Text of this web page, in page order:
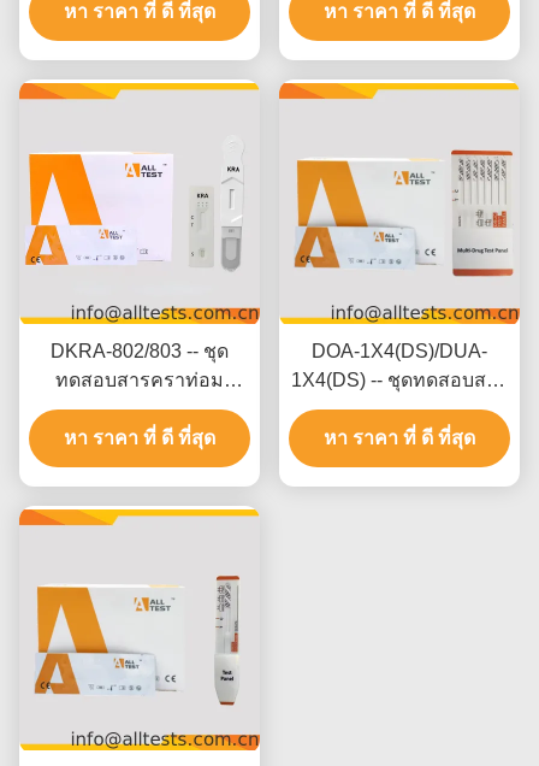
ใช้โดยผู้เชี่ยวชาญ
หา ราคา ที่ ดี ที่สุด
500 ng/mL การตัดและการ
ตีความทางสายตาง่าย
หา ราคา ที่ ดี ที่สุด
DKRA-802/803 -- ชุด
ทดสอบสารคราท่อม
(KRA) อย่างรวดเร็ว (จาก
น้ำลาย)(แบบตลับ/อุปกรณ์)
หา ราคา ที่ ดี ที่สุด
DOA-1X4(DS)/DUA-
1X4(DS) -- ชุดทดสอบสาร
เสพติดหลายชนิด 2-20
ชนิด (ปัสสาวะ)
หา ราคา ที่ ดี ที่สุด